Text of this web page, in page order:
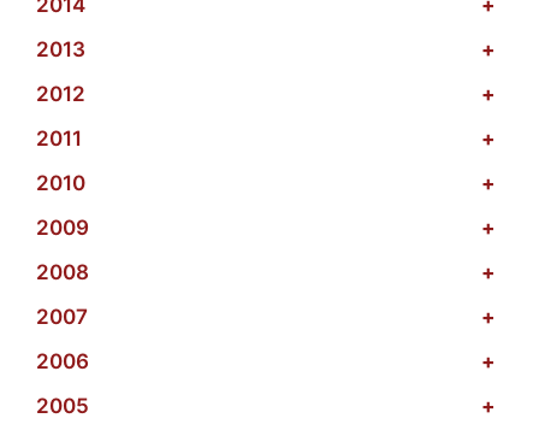
2013
+
2012
+
2011
+
2010
+
2009
+
2008
+
2007
+
2006
+
2005
+